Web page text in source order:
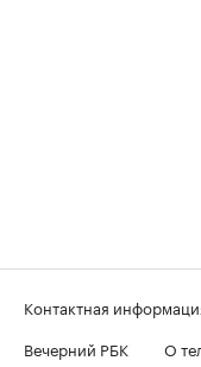
Контактная
Вечерний РБК
О